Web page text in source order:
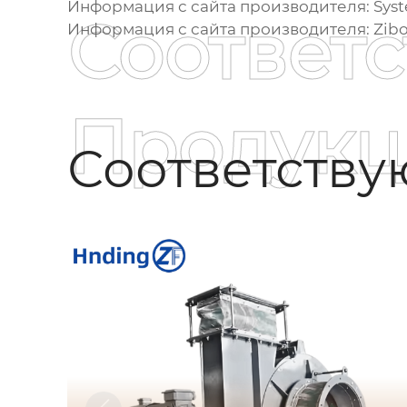
Информация с сайта производителя:
Информация с сайта производителя: